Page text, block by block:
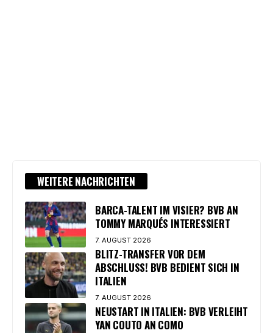
WEITERE NACHRICHTEN
BARCA-TALENT IM VISIER? BVB AN
TOMMY MARQUÉS INTERESSIERT
7. AUGUST 2026
BLITZ-TRANSFER VOR DEM
ABSCHLUSS! BVB BEDIENT SICH IN
ITALIEN
7. AUGUST 2026
NEUSTART IN ITALIEN: BVB VERLEIHT
YAN COUTO AN COMO